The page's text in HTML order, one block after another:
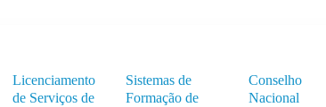
Licenciamento
de Serviços de
Sistemas de
Formação de
Conselho
Nacional